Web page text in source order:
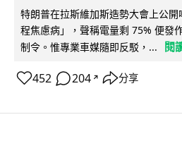
特朗普在拉斯維加斯造勢大會上公
程焦慮病」，聲稱電量剩 75% 便發
制令。惟專業車媒隨即反駁，...
閱
452 204 ↗ 分享